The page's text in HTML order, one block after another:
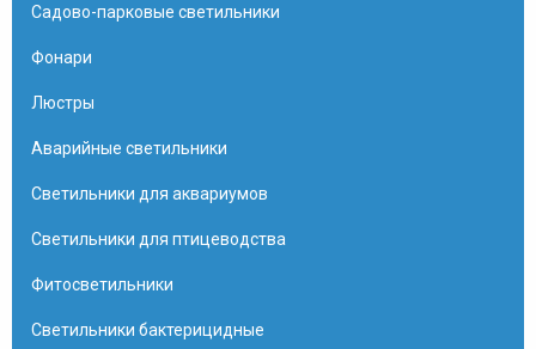
Садово-парковые светильники
Фонари
Люстры
Аварийные светильники
Светильники для аквариумов
Светильники для птицеводства
Фитосветильники
Светильники бактерицидные